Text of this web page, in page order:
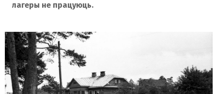
лагеры не працуюць.